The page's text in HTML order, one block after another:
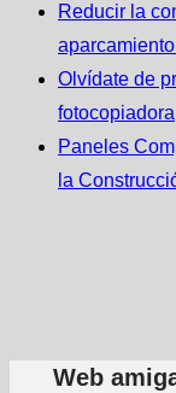
Reducir la
Olvídate de
Paneles
la
Web